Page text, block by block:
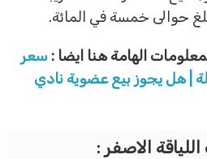
حوالى خمسة في المائة.
الهامة هنا ايضا :سعر
هل يجوز بيع عضوية نادي
الاصفر :